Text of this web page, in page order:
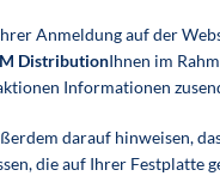
Anmeldung auf der
DistributionIhnen im
Informationen
darauf hinweisen,
die auf Ihrer Festplatte